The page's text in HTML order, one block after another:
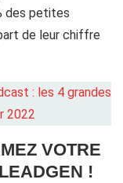
des petites
de leur chiffre
: les 4 grandes
2022
VOTRE
!